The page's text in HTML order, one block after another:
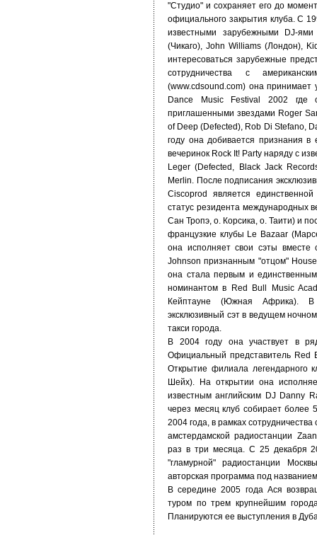
"Студио" и сохраняет его до
официального закрытия клуба. С
известными зарубежными DJ-
(Чикаго), John Williams (Лондон),
интересоваться зарубежные
сотрудничества с
(www.cdsound.com) она принимает
Dance Music Festival 2002 где
приглашенными звездами Roger
of Deep (Defected), Rob Di Stefano,
году она добивается признания в
вечеринок Rock It! Party наряду с
Leger (Defected, Black Jack
Merlin. После подписания
Ciscoprod является
статус резидента международных
Сан Тропэ, о. Корсика, о. Таити) и
французкие клубы Le Bazaar
она исполняет свои сэты
Johnson признанным "отцом"
она стала первым и
номинантом в Red Bull Music
Кейптауне (Южная Африка).
эксклюзивный сэт в ведущем
такси города.
В 2004 году она участвует в
Официальный представитель Red
Открытие филиала легендарного
Шейх). На открытии она
известным английским DJ Danny
через месяц клуб собирает более
2004 года, в рамках
амстердамской радиостанции
раз в три месяца. C 25 декабря
"гламурной" радиостанции
авторская программа под
В середине 2005 года Ася
туром по трем крупнейшим
Планируются ее выступления в